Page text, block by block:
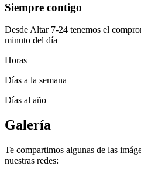
Siempre contigo
Desde Altar 7-24 tenemos el
minuto del día
Horas
Días a la semana
Días al año
Galería
Te compartimos algunas de las
nuestras redes: